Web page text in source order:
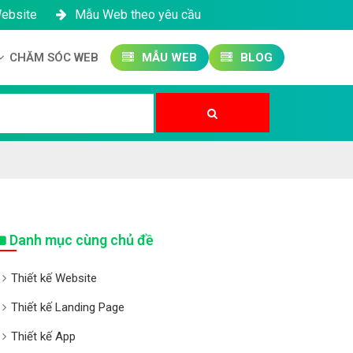
Mẫu Web theo yêu cầu
CHĂM SÓC WEB MẪU WEB BLOG
Danh mục cùng chủ đề
Thiết kế Website
Thiết kế Landing Page
Thiết kế App